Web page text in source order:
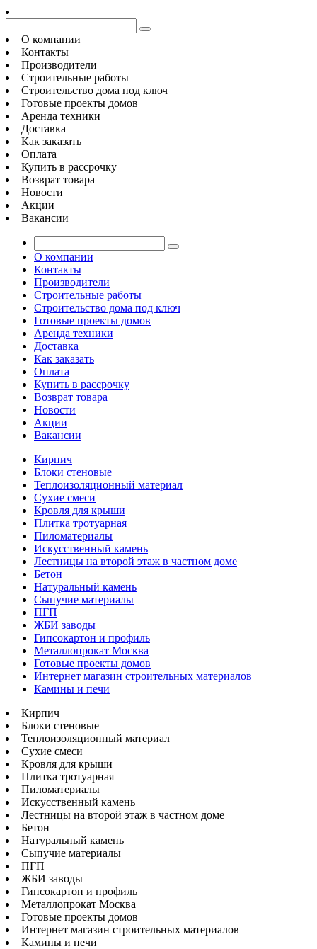
О компании
Контакты
Производители
Строительные работы
Строительство дома под ключ
Готовые проекты домов
Аренда техники
Доставка
Как заказать
Оплата
Купить в рассрочку
Возврат товара
Новости
Акции
Вакансии
О компании
Контакты
Производители
Строительные работы
Строительство дома под ключ
Готовые проекты домов
Аренда техники
Доставка
Как заказать
Оплата
Купить в рассрочку
Возврат товара
Новости
Акции
Вакансии
Кирпич
Блоки стеновые
Теплоизоляционный материал
Сухие смеси
Кровля для крыши
Плитка тротуарная
Пиломатериалы
Искусственный камень
Лестницы на второй этаж в частном доме
Бетон
Натуральный камень
Сыпучие материалы
ПГП
ЖБИ заводы
Гипсокартон и профиль
Металлопрокат Москва
Готовые проекты домов
Интернет магазин строительных материалов
Камины и печи
Кирпич
Блоки стеновые
Теплоизоляционный материал
Сухие смеси
Кровля для крыши
Плитка тротуарная
Пиломатериалы
Искусственный камень
Лестницы на второй этаж в частном доме
Бетон
Натуральный камень
Сыпучие материалы
ПГП
ЖБИ заводы
Гипсокартон и профиль
Металлопрокат Москва
Готовые проекты домов
Интернет магазин строительных материалов
Камины и печи